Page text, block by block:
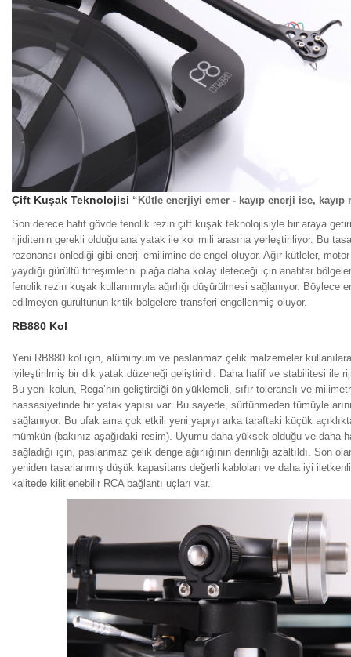
Çift Kuşak Teknolojisi “Kütle enerjiyi emer - kayıp enerji ise, kayıp
Son derece hafif gövde fenolik rezin çift kuşak teknolojisiyle bir araya
rijiditenin gerekli olduğu ana yatak ile kol mili arasına yerleştiriliyor. Bu
rezonansı önlediği gibi enerji emilimine de engel oluyor. Ağır kütleler,
yaydığı gürültü titreşimlerini plağa daha kolay ileteceği için anahtar
fenolik rezin kuşak kullanımıyla ağırlığı düşürülmesi sağlanıyor. Böylece
edilmeyen gürültünün kritik bölgelere transferi engellenmiş oluyor.
RB880 Kol
Yeni RB880 kol için, alüminyum ve paslanmaz çelik malzemeler
iyileştirilmiş bir dik yatak düzeneği geliştirildi. Daha hafif ve stabilitesi ile
Bu yeni kolun, Rega’nın geliştirdiği ön yüklemeli, sıfır toleranslı ve
hassasiyetinde bir yatak yapısı var. Bu sayede, sürtünmeden tümüyle
sağlanıyor. Bu ufak ama çok etkili yeni yapıyı arka taraftaki küçük
mümkün (bakınız aşağıdaki resim). Uyumu daha yüksek olduğu ve daha
sağladığı için, paslanmaz çelik denge ağırlığının derinliği azaltıldı. Son
yeniden tasarlanmış düşük kapasitans değerli kabloları ve daha iyi
kalitede kilitlenebilir RCA bağlantı uçları var.